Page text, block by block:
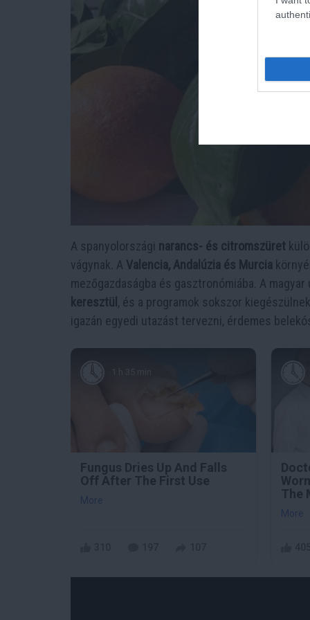
A spanyolországi narancs- és citromszüret
vágynak. A Valencia, Andalúzia és Murcia
mezőgazdaságba és gasztronómiába. A
keresztül , és a programok sokszor
igazán egyedi utazást tervezni, érdemes
1 h 35 min
Fungus Dries Up And Falls
Off After The First Use
More
The
More